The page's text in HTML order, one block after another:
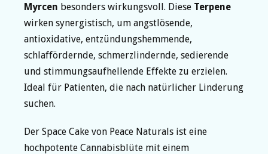
Myrcen besonders wirkungsvoll. Diese Terpene
wirken synergistisch, um angstlösende,
antioxidative, entzündungshemmende,
schlaffördernde, schmerzlindernde, sedierende
und stimmungsaufhellende Effekte zu erzielen.
Ideal für Patienten, die nach natürlicher Linderung
suchen.
Der Space Cake von Peace Naturals ist eine
hochpotente Cannabisblüte mit einem